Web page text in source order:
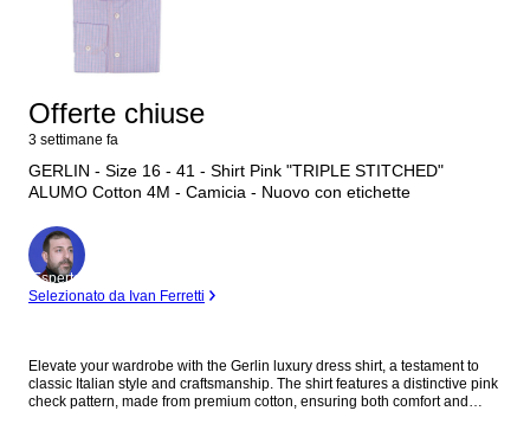
Offerte chiuse
3 settimane fa
GERLIN - Size 16 - 41 - Shirt Pink "TRIPLE STITCHED"
ALUMO Cotton 4M - Camicia - Nuovo con etichette
Esperto
Selezionato da Ivan Ferretti
Elevate your wardrobe with the Gerlin luxury dress shirt, a testament to
classic Italian style and craftsmanship. The shirt features a distinctive pink
check pattern, made from premium cotton, ensuring both comfort and